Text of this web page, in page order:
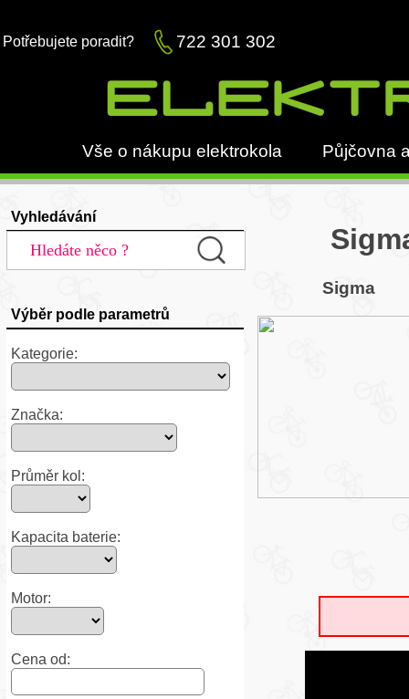
Potřebujete poradit? 722 301 302
Vše o nákupu elektrokola Půjčovna
Vyhledávání
Výběr podle parametrů
Kategorie:
Značka:
Průměr kol:
Kapacita baterie:
Motor:
Cena od:
Sigma